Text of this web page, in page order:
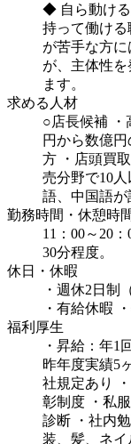
◆ 自ら動け
持って働け
が苦手な方
が、主体性
ます。
求める人材
○店長候補
円から数億
方
・店頭買
売分野で10
語、中国語が
勤務時間・休憩時
11：00～20
30分程度。
休日・休暇
・週休2日制
・有給休暇
福利厚生
・昇給：年1
昨年度実績5
社規定あり
彰制度
・私
診断
・社内
装、髪、ネイ